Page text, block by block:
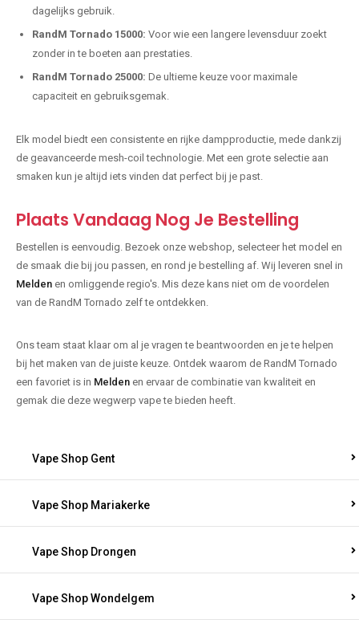
dagelijks gebruik.
RandM Tornado 15000: Voor wie een langere levensduur zoekt
zonder in te boeten aan prestaties.
RandM Tornado 25000: De ultieme keuze voor maximale
capaciteit en gebruiksgemak.
Elk model biedt een consistente en rijke dampproductie, mede dankzij
de geavanceerde mesh-coil technologie. Met een grote selectie aan
smaken kun je altijd iets vinden dat perfect bij je past.
Plaats Vandaag Nog Je Bestelling
Bestellen is eenvoudig. Bezoek onze webshop, selecteer het model en
de smaak die bij jou passen, en rond je bestelling af. Wij leveren snel in
Melden en omliggende regio's. Mis deze kans niet om de voordelen
van de RandM Tornado zelf te ontdekken.
Ons team staat klaar om al je vragen te beantwoorden en je te helpen
bij het maken van de juiste keuze. Ontdek waarom de RandM Tornado
een favoriet is in Melden en ervaar de combinatie van kwaliteit en
gemak die deze wegwerp vape te bieden heeft.
Vape Shop Gent
Vape Shop Mariakerke
Vape Shop Drongen
Vape Shop Wondelgem